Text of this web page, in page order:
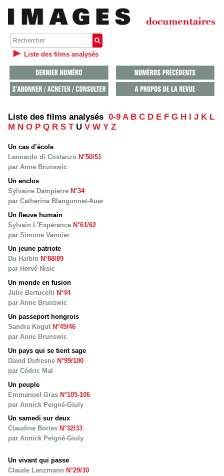
Liste des films analysés
Liste des films analysés 0-9 A B C D E F G H J K L
M N O P Q R S T U V W Y Z
Un cas d’école
Leonardo di Costanzo N°50/51
par Anne Brunswic
Un enclos
Sylvaine Dampierre N°34
par Catherine Blangonnet-Auer
Un fleuve humain
Sylvain L'Espérance N°61/62
par Simone Vannier
Un jeune patriote
Du Haibin N°88/89
par Hervé Nisic
Un monde en fusion
Julie Bertucelli N°44
par Anne Brunswic
Un passeport hongrois
Sandra Kogut N°45/46
par Anne Brunswic
Un pays qui se tient sage
David Dufresne N°99/100
par Cédric Mal
Un peuple
Emmanuel Gras N°105-106
par Annick Peigné-Giuly
Un samedi sur deux
Claudine Bories N°32/33
par Annick Peigné-Giuly
Un vivant qui passe
Claude Lanzmann N°29/30